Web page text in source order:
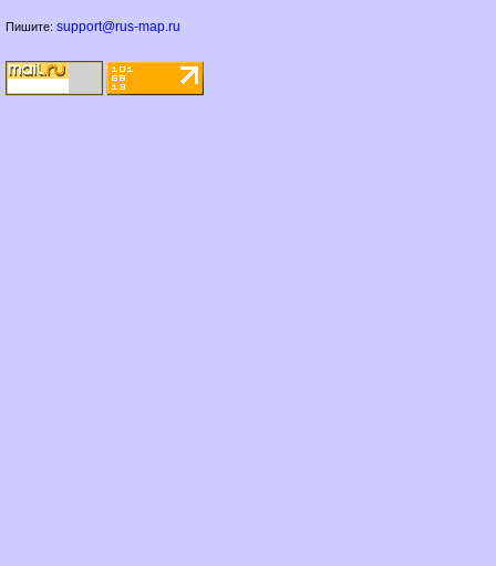
Пишите: support@rus-map.ru